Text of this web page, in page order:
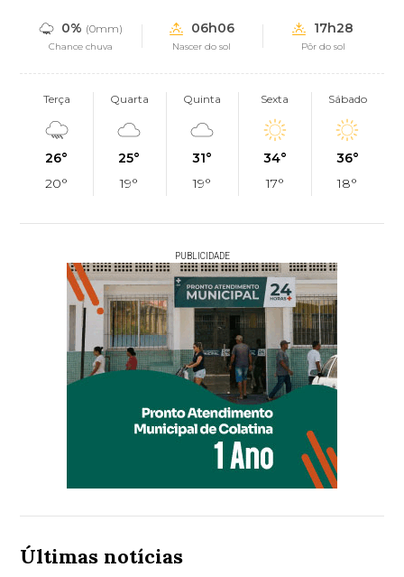
0% (0mm)
Chance chuva
06h06
Nascer do sol
17h28
Pôr do sol
Terça
26°
20°
Quarta
25°
19°
Quinta
31°
19°
Sexta
34°
17°
Sábado
36°
18°
PUBLICIDADE
Últimas notícias